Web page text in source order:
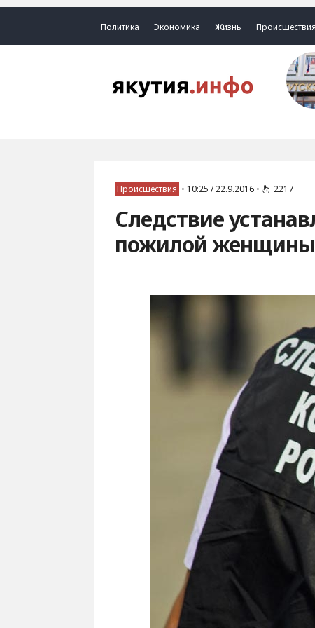
Политика Экономика Жизнь Происшествия
Происшествия • 10:25 / 22.9.2016 • 2217
Следствие
пожилой женщины